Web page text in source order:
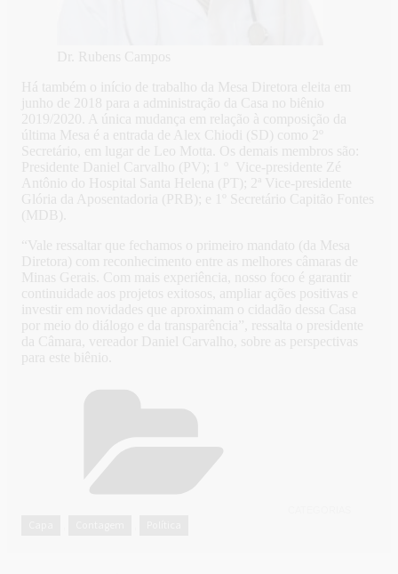
Dr. Rubens Campos
Há também o início de trabalho da Mesa Diretora eleita em
junho de 2018 para a administração da Casa no biênio
2019/2020. A única mudança em relação à composição da
última Mesa é a entrada de Alex Chiodi (SD) como 2º
Secretário, em lugar de Leo Motta. Os demais membros são:
Presidente Daniel Carvalho (PV); 1 º Vice-presidente Zé
Antônio do Hospital Santa Helena (PT); 2ª Vice-presidente
Glória da Aposentadoria (PRB); e 1º Secretário Capitão Fontes
(MDB).
“Vale ressaltar que fechamos o primeiro mandato (da Mesa
Diretora) com reconhecimento entre as melhores câmaras de
Minas Gerais. Com mais experiência, nosso foco é garantir
continuidade aos projetos exitosos, ampliar ações positivas e
investir em novidades que aproximam o cidadão dessa Casa
por meio do diálogo e da transparência”, ressalta o presidente
da Câmara, vereador Daniel Carvalho, sobre as perspectivas
para este biênio.